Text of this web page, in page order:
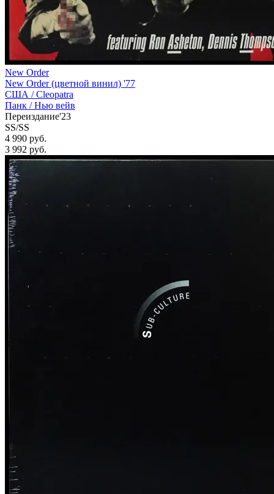
New Order
New Order (цветной винил) '77
США /Cleopatra
Панк / Нью вейв
Переиздание'23
SS/SS
4 990 руб.
3 992 руб.